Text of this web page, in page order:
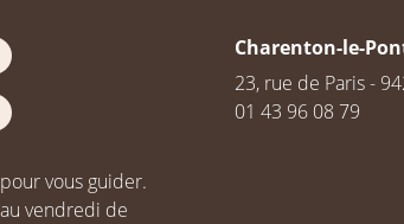
vous guider.
vendredi de
Charenton-le-
23, rue de Paris -
01 43 96 08 79